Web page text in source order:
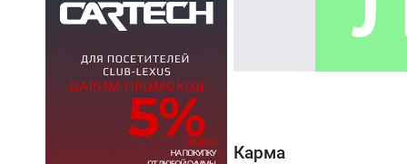
Карма